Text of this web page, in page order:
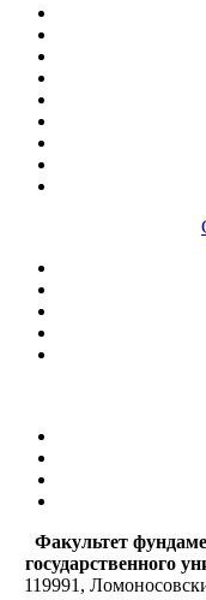
Факультет
государственного
119991,